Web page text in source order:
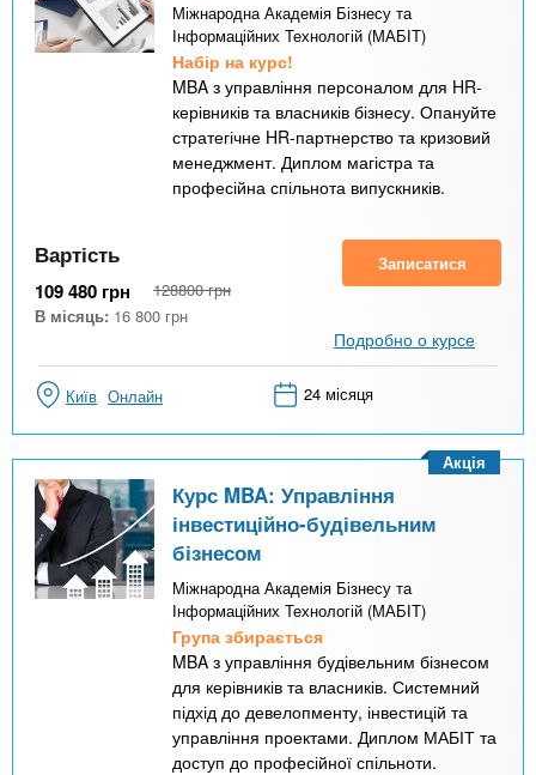
Міжнародна Академія Бізнесу та
Інформаційних Технологій (МАБІТ)
Набір на курс!
MBA з управління персоналом для HR-
керівників та власників бізнесу. Опануйте
стратегічне HR-партнерство та кризовий
менеджмент. Диплом магістра та
професійна спільнота випускників.
Вартість
109 480 грн 128800 грн
В місяць: 16 800 грн
Записатися
Подробно о курсе
Київ Онлайн 24 місяця
Курс MBA: Управління
інвестиційно-будівельним
бізнесом
Міжнародна Академія Бізнесу та
Інформаційних Технологій (МАБІТ)
Група збирається
MBA з управління будівельним бізнесом
для керівників та власників. Системний
підхід до девелопменту, інвестицій та
управління проектами. Диплом МАБІТ та
доступ до професійної спільноти.
Акція